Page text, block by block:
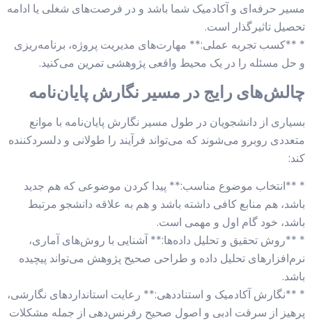
مسیر حرفه‌ای و آکادمیک شما باشد و در فرصت‌های شغلی یا ادامه
تحصیل تاثیرگذار است.
* **کسب تجربه عملی:** مهارت‌های مدیریت پروژه، برنامه‌ریزی
و حل مسئله را در یک محیط واقعی پژوهشی تمرین می‌کنید.
چالش‌های رایج در مسیر نگارش پایان‌نامه
بسیاری از دانشجویان در طول مسیر نگارش پایان‌نامه با موانع
متعددی روبرو می‌شوند که می‌تواند فرآیند را طولانی و دلسردکننده
کند:
* **انتخاب موضوع مناسب:** پیدا کردن موضوعی که هم جدید
باشد، هم منابع کافی داشته باشد و هم به علاقه دانشجو مرتبط
باشد، خود گام اول و مهمی است.
* **روش تحقیق و تحلیل داده‌ها:** آشنایی با روش‌های آماری،
نرم‌افزارهای تحلیل داده و طراحی صحیح پژوهش می‌تواند پیچیده
باشد.
* **نگارش آکادمیک و استناددهی:** رعایت استانداردهای نگارشی،
پرهیز از سرقت ادبی و اصول صحیح رفرنس‌دهی از جمله مشکلات